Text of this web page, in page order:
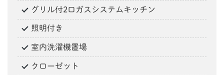
グリル付2口ガスシステムキッチン
照明付き
室内洗濯機置場
クローゼット